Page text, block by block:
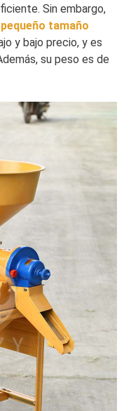
Sin embargo,
tamaño
y bajo precio, y es
su peso es de